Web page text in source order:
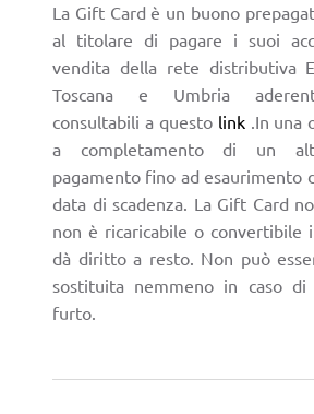
La Gift Card è un buono
al titolare di pagare i suoi
vendita della rete distributiva
Toscana e Umbria
consultabili a questo link.In una
a completamento di un
pagamento fino ad esaurimento
data di scadenza. La Gift Card
non è ricaricabile o convertibile
dà diritto a resto. Non può
sostituita nemmeno in caso di
furto.